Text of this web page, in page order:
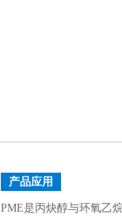
产品应用
PME是丙炔醇与环氧乙